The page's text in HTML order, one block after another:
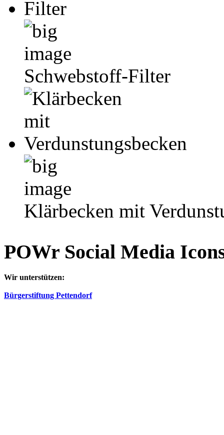
Schwebstoff-Filter
Klärbecken mit
POWr Social Media
Wir unterstützen:
Bürgerstiftung Pettendorf